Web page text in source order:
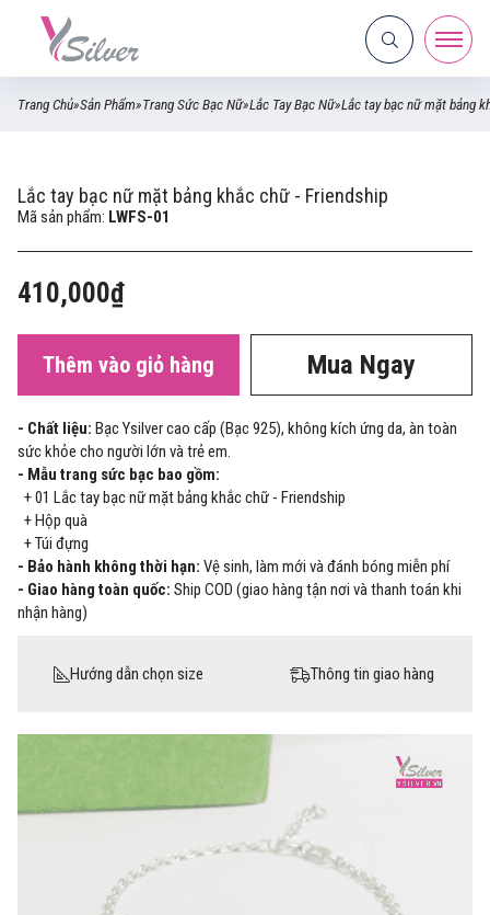
Trang Chủ»Sản Phẩm»Trang Sức Bạc Nữ»Lắc Tay Bạc Nữ»Lắc tay bạc nữ mặt bảng
Lắc tay bạc nữ mặt bảng khắc chữ - Friendship
Mã sản phẩm: LWFS-01
410,000₫
Thêm vào giỏ hàng Mua Ngay
- Chất liệu: Bạc Ysilver cao cấp (Bạc 925), không kích ứng da, àn toàn
sức khỏe cho người lớn và trẻ em.
- Mẫu trang sức bạc bao gồm:
+ 01 Lắc tay bạc nữ mặt bảng khắc chữ - Friendship
+ Hộp quà
+ Túi đựng
- Bảo hành không thời hạn: Vệ sinh, làm mới và đánh bóng miễn phí
- Giao hàng toàn quốc: Ship COD (giao hàng tận nơi và thanh toán khi
nhận hàng)
Hướng dẫn chọn size Thông tin giao hàng